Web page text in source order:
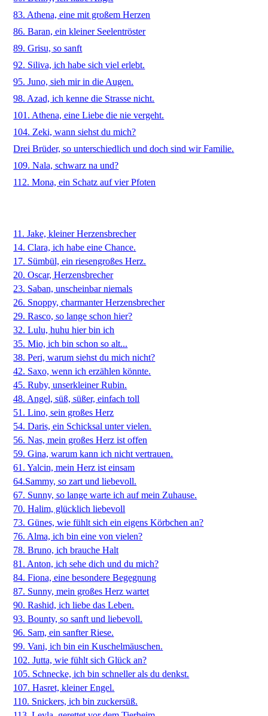
83. Athena, eine mit großem Herzen
86. Baran, ein kleiner Seelentröster
89. Grisu, so sanft
92. Siliva, ich habe sich viel erlebt.
95. Juno, sieh mir in die Augen.
98. Azad, ich kenne die Strasse nicht.
101. Athena, eine Liebe die nie vergeht.
104. Zeki, wann siehst du mich?
Drei Brüder, so unterschiedlich und doch sind wir Familie.
109. Nala, schwarz na und?
112. Mona, ein Schatz auf vier Pfoten
11. Jake, kleiner Herzensbrecher
14. Clara, ich habe eine Chance.
17. Sümbül, ein riesengroßes Herz.
20. Oscar, Herzensbrecher
23. Saban, unscheinbar niemals
26. Snoppy, charmanter Herzensbrecher
29. Rasco, so lange schon hier?
32. Lulu, huhu hier bin ich
35. Mio, ich bin schon so alt...
38. Peri, warum siehst du mich nicht?
42. Saxo, wenn ich erzählen könnte.
45. Ruby, unserkleiner Rubin.
48. Angel, süß, süßer, einfach toll
51. Lino, sein großes Herz
54. Daris, ein Schicksal unter vielen.
56. Nas, mein großes Herz ist offen
59. Gina, warum kann ich nicht vertrauen.
61. Yalcin, mein Herz ist einsam
64.Sammy, so zart und liebevoll.
67. Sunny, so lange warte ich auf mein Zuhause.
70. Halim, glücklich liebevoll
73. Günes, wie fühlt sich ein eigens Körbchen an?
76. Alma, ich bin eine von vielen?
78. Bruno, ich brauche Halt
81. Anton, ich sehe dich und du mich?
84. Fiona, eine besondere Begegnung
87. Sunny, mein großes Herz wartet
90. Rashid, ich liebe das Leben.
93. Bounty, so sanft und liebevoll.
96. Sam, ein sanfter Riese.
99. Vani, ich bin ein Kuschelmäuschen.
102. Jutta, wie fühlt sich Glück an?
105. Schnecke, ich bin schneller als du denkst.
107. Hasret, kleiner Engel.
110. Snickers, ich bin zuckersüß.